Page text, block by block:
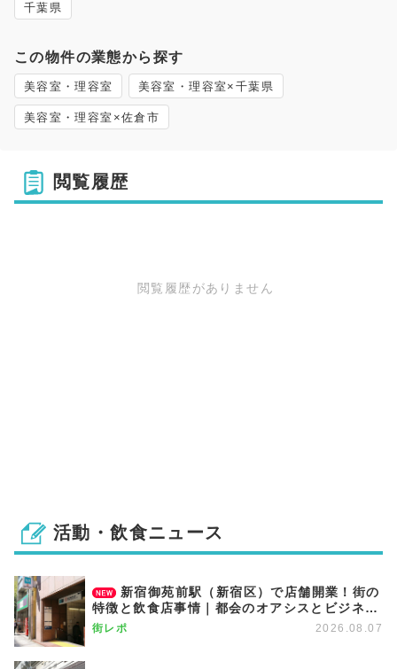
千葉県
この物件の業態から探す
美容室・理容室 美容室・理容室×千葉県
美容室・理容室×佐倉市
閲覧履歴
閲覧履歴がありません
活動・飲食ニュース
新宿御苑前駅（新宿区）で店舗開業！街の
特徴と飲食店事情｜都会のオアシスとビジネス
街が調和する優雅な街
街レポ 2026.08.07